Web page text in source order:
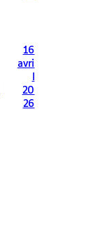
16
avri
20
26